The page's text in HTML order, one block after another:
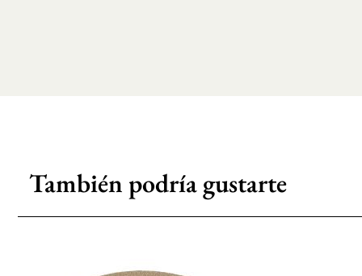
También podría gustarte